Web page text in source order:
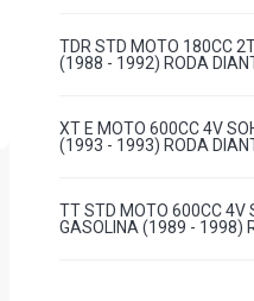
TDR STD MOTO 180CC
(1988 - 1992) RODA
XT E MOTO 600CC 4V
(1993 - 1993) RODA
TT STD MOTO 600CC 4V
GASOLINA (1989 - 1998)